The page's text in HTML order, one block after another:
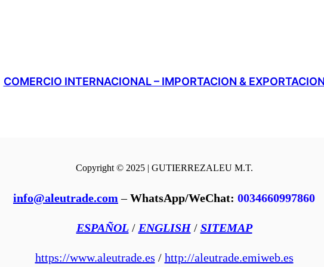
COMERCIO INTERNACIONAL – IMPORTACION &
Copyright © 2025 | GUTIERREZALEU M.T.
info@aleutrade.com –WhatsApp/WeChat: 0034660997860
ESPAÑOL/ ENGLISH/ SITEMAP
https://www.aleutrade.es / http://aleutrade.emiweb.es